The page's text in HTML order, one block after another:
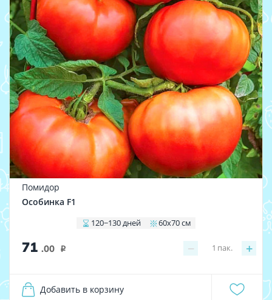
Помидор
Особинка F1
120−130 дней 60х70 см
71 .00 i − +
1 пак.
Добавить в корзину